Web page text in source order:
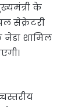
के
सेक्रेटरी
नेडा शामिल